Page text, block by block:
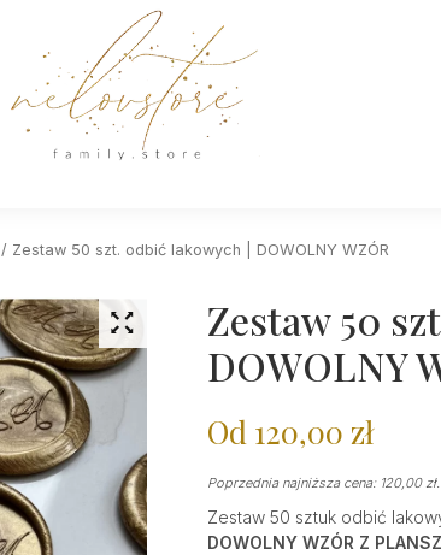
/ Zestaw 50 szt. odbić lakowych | DOWOLNY WZÓR
Zestaw 50
DOWOLNY
Od 120,00 zł
Poprzednia najniższa cena: 120,00 zł.
Zestaw 50 sztuk odbić
DOWOLNY WZÓR Z